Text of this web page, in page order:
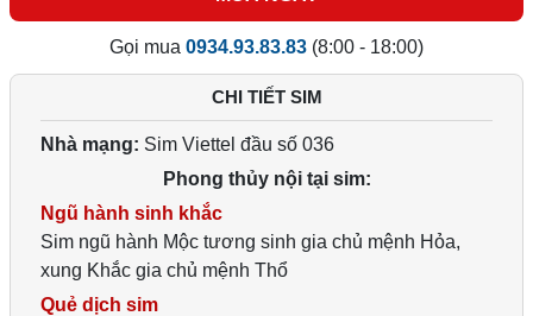
Gọi mua 0934.93.83.83 (8:00 - 18:00)
CHI TIẾT SIM
Nhà mạng: Sim Viettel đầu số 036
Phong thủy nội tại sim:
Ngũ hành sinh khắc
Sim ngũ hành Mộc tương sinh gia chủ mệnh Hỏa,
xung Khắc gia chủ mệnh Thổ
Quẻ dịch sim